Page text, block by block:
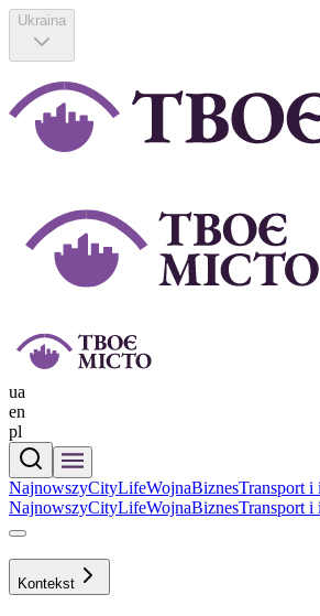
Ukraina
ua
en
pl
NajnowszyCityLifeWojnaBiznesTransport i
NajnowszyCityLifeWojnaBiznesTransport i
Kontekst